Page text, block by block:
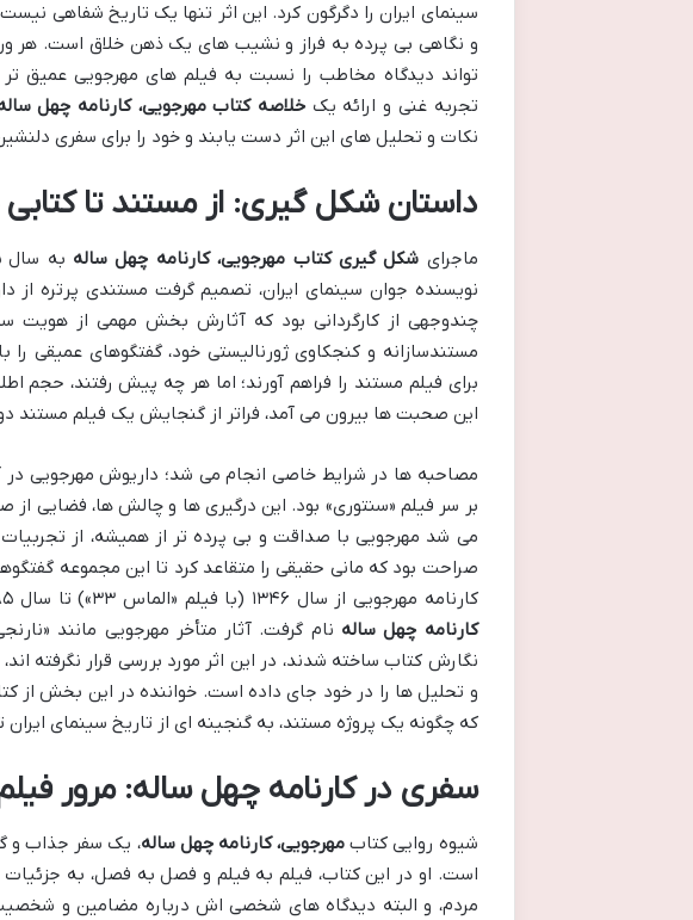
سینمای ایران را دگرگون کرد. این اثر تنها یک تاریخ شفاهی
و نگاهی بی پرده به فراز و نشیب های یک ذهن خلاق است. هر
تواند دیدگاه مخاطب را نسبت به فیلم های مهرجویی عمیق
تجربه غنی و ارائه یک خلاصه کتاب مهرجویی، کارنامه چهل
نکات و تحلیل های این اثر دست یابند و خود را برای سفری
داستان شکل گیری: از مستند تا کتابی
ماجرای شکل گیری کتاب مهرجویی، کارنامه چهل ساله
نویسنده جوان سینمای ایران، تصمیم گرفت مستندی پرتره از
چندوجهی از کارگردانی بود که آثارش بخش مهمی از هویت
مستندسازانه و کنجکاوی ژورنالیستی خود، گفتگوهای عمیقی را
برای فیلم مستند را فراهم آورند؛ اما هر چه پیش رفتند، حجم
این صحبت ها بیرون می آمد، فراتر از گنجایش یک فیلم مستند
مصاحبه ها در شرایط خاصی انجام می شد؛ داریوش مهرجویی در
بر سر فیلم «سنتوری» بود. این درگیری ها و چالش ها، فضایی
می شد مهرجویی با صداقت و بی پرده تر از همیشه، از
صراحت بود که مانی حقیقی را متقاعد کرد تا این مجموعه
کارنامه مهرجویی از سال ۱۳۴۶ (با فیلم «الماس ۳۳») تا سال ۱۳۸۵ (با «سنتوری») است و به همین دلیل،
کارنامه چهل ساله نام گرفت. آثار متأخر مهرجویی مانند
نگارش کتاب ساخته شدند، در این اثر مورد بررسی قرار نگرفته
و تحلیل ها را در خود جای داده است. خواننده در این بخش از
که چگونه یک پروژه مستند، به گنجینه ای از تاریخ سینمای
سفری در کارنامه چهل ساله: مرور
شیوه روایی کتاب مهرجویی، کارنامه چهل ساله، یک سفر جذاب و
است. او در این کتاب، فیلم به فیلم و فصل به فصل، به
مردم، و البته دیدگاه های شخصی اش درباره مضامین و شخصیت